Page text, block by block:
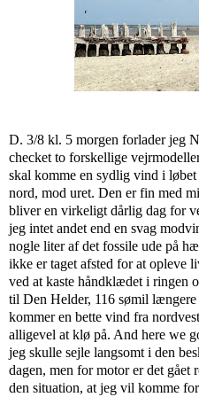
D. 3/8 kl. 5 morgen forlader jeg
checket to forskellige
skal komme en sydlig vind i
nord, mod uret. Den er fin med
bliver en virkeligt dårlig dag for
jeg intet andet end en svag
nogle liter af det fossile ude på
ikke er taget afsted for at opleve
ved at kaste håndklædet i ringen
til Den Helder, 116 sømil
kommer en bette vind fra
alligevel at klø på. And here we
jeg skulle sejle langsomt i den
dagen, men for motor er det gået
den situation, at jeg vil komme